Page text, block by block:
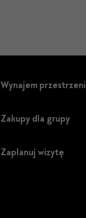
Wynajem przestrzeni
Zakupy dla grupy
Zaplanuj wizytę